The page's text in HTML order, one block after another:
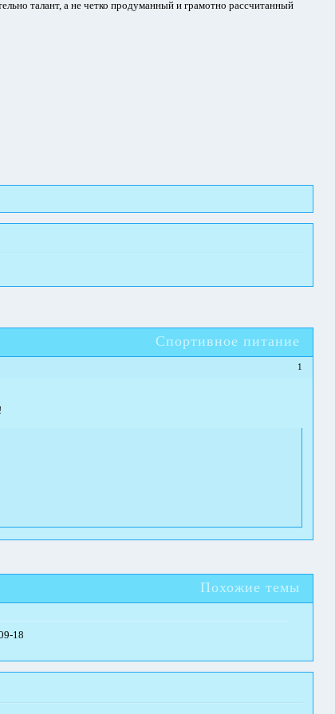
талант, а не четко продуманный и грамотно рассчитанный
Спортивное питание
1
Похожие темы
18